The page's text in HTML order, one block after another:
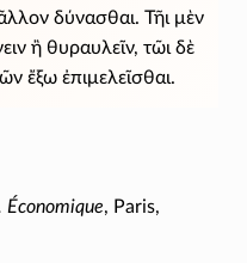
δύνασθαι. Τῆι μὲν
ἢ θυραυλεῖν, τῶι δὲ
ἔξω ἐπιμελεῖσθαι.
Économique, Paris,